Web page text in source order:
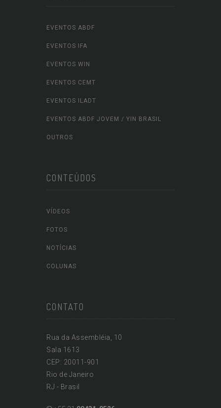
EVENTOS ABDF
EVENTOS IFA
EVENTOS WIN
EVENTOS CEMT
EVENTOS ILADT
EVENTOS ABDF JOVEM / YIN BRASIL
OUTROS
CONTEÚDOS
VÍDEOS
FOTOS
NOTÍCIAS
COLUNAS
CONTATO
Rua da Assembléia, 10
Sala 1613
CEP: 20011-901
Rio de Janeiro
RJ - Brasil